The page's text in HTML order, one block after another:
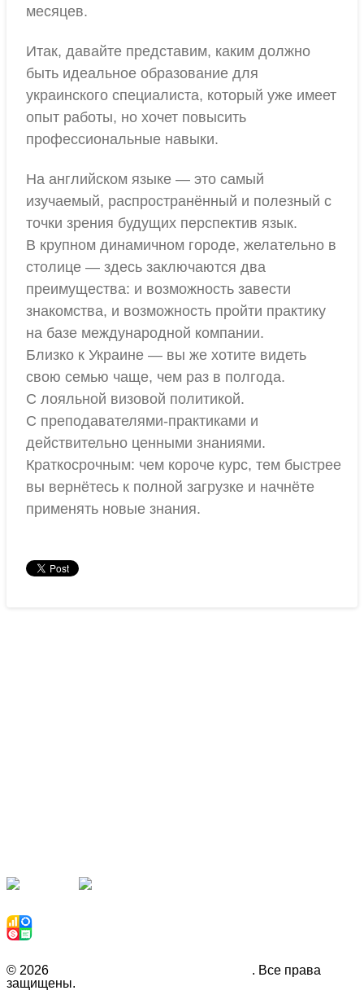
месяцев.
Итак, давайте представим, каким должно
быть идеальное образование для
украинского специалиста, который уже имеет
опыт работы, но хочет повысить
профессиональные навыки.
На английском языке — это самый
изучаемый, распространённый и полезный с
точки зрения будущих перспектив язык.
В крупном динамичном городе, желательно в
столице — здесь заключаются два
преимущества: и возможность завести
знакомства, и возможность пройти практику
на базе международной компании.
Близко к Украине — вы же хотите видеть
свою семью чаще, чем раз в полгода.
С лояльной визовой политикой.
С преподавателями-практиками и
действительно ценными знаниями.
Краткосрочным: чем короче курс, тем быстрее
вы вернётесь к полной загрузке и начнёте
применять новые знания.
© 2026
. Все права
защищены.